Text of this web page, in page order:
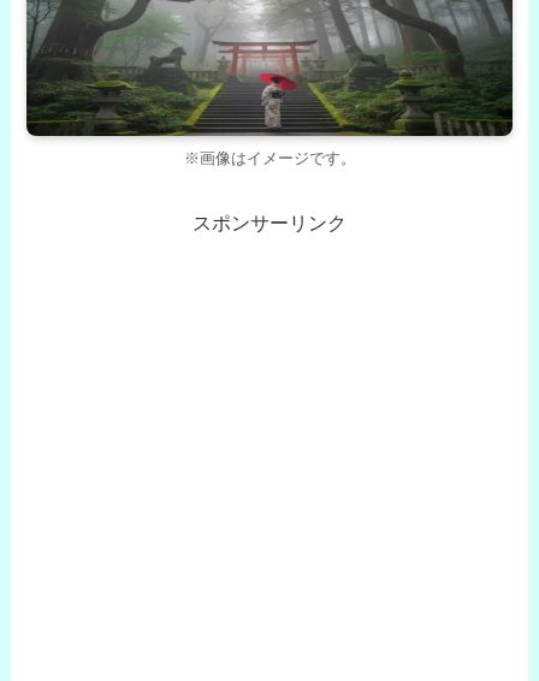
※画像はイメージです。
スポンサーリンク